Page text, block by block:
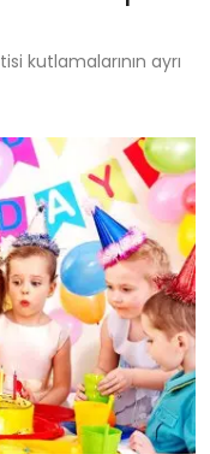
kutlamalarının ayrı